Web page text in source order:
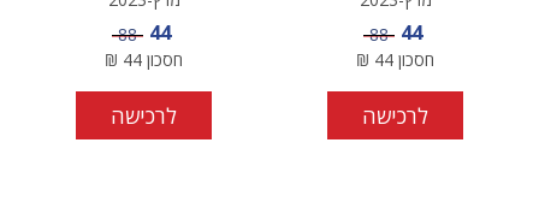
מחיר מבצע
44 מחיר
88
חסכון 44
₪
לרכישה
מחיר מבצע
44 מחיר
88
חסכון 44
₪
לרכישה